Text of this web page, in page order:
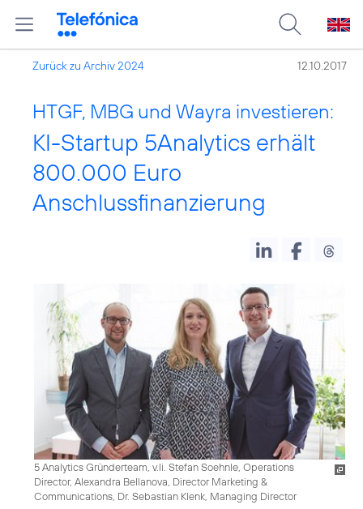
Zurück zu Archiv 2024 12.10.2017
HTGF, MBG und Wayra investieren:
KI-Startup 5Analytics erhält
800.000 Euro
Anschlussfinanzierung
5 Analytics Gründerteam, v.li. Stefan Soehnle, Operations
Director, Alexandra Bellanova, Director Marketing &
Communications, Dr. Sebastian Klenk, Managing Director